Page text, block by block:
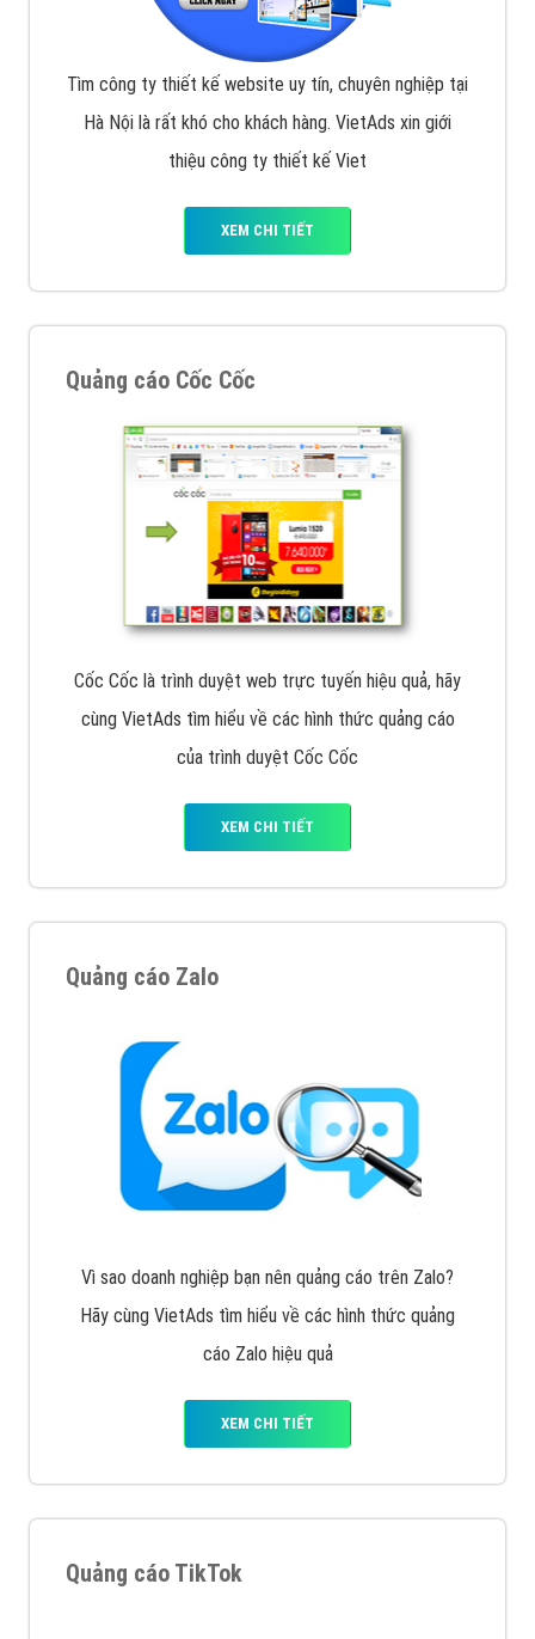
muốn đặt Banner
XEM CHI TIẾT
Công ty SEO Website
VietAds với đội ngũ SEOer giàu kinh nghiệm được đào
tạo bài bản tại các trung tâm SEO lớn như: Litado,
Inet, Vietmoz, Vinalink
XEM CHI TIẾT
Quảng cáo Youtube
VietAds với đội ngũ chuyên viên tư ấn am hiểu về
chiến dịch quảng cáo Youtube sẽ tư vấn bạn giải pháp
tối ưu, hiệu quả nhất
XEM CHI TIẾT
Thiết kế Website